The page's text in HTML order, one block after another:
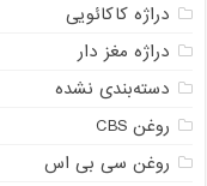
دراژه کاکائویی
دراژه مغز دار
دسته‌بندی نشده
روغن CBS
روغن سی بی اس